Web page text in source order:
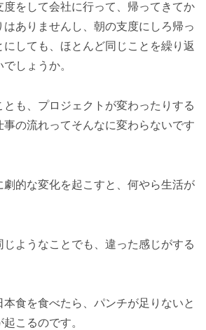
度をして会社に行って、帰ってきてか
はありませんし、朝の支度にしろ帰っ
しても、ほとんど同じことを繰り返
しょうか。
も、プロジェクトが変わったりする
事の流れってそんなに変わらないです
劇的な変化を起こすと、何やら生活が
ようなことでも、違った感じがする
食を食べたら、パンチが足りないと
こるのです。